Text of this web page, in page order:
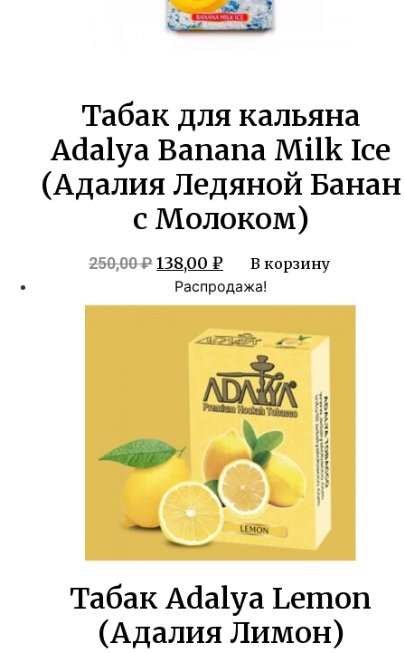
Табак для кальяна
Adalya Banana Milk Ice
(Адалия Ледяной Банан
с Молоком)
250,00₽Первоначальная
цена
составляла
250,00 ₽.
138,00 ₽ Текущая
цена:
138,00 ₽.
В корзину
Распродажа!
Табак Adalya Lemon
(Адалия Лимон)